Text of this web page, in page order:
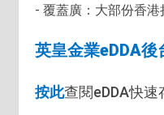
- 覆蓋廣：大部份香
英皇金業eDDA後
按此查閱eDDA快速